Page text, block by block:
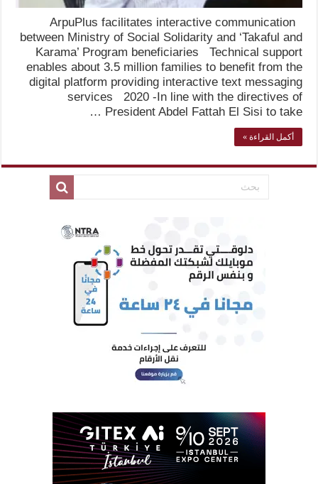
ArpuPlus facilitates interactive communication
between Ministry of Social Solidarity and ‘Takaful and
Karama’ Program beneficiaries Technical support
enables about 3.5 million families to benefit from the
digital platform providing interactive text messaging
services 2020 -In line with the directives of
President Abdel Fattah El Sisi to take …
أكمل القراءة »